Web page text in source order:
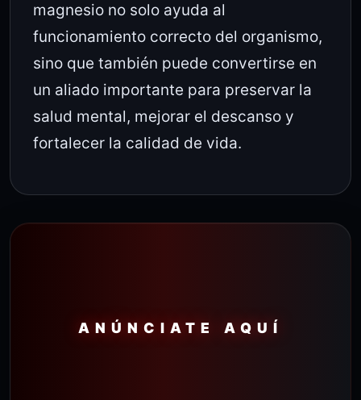
magnesio no solo ayuda al
funcionamiento correcto del organismo,
sino que también puede convertirse en
un aliado importante para preservar la
salud mental, mejorar el descanso y
fortalecer la calidad de vida.
ANÚNCIATE AQUÍ